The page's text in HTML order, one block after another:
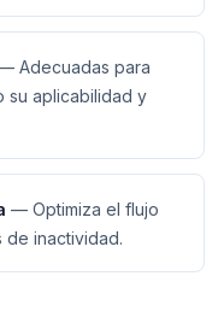
Adecuadas para
su aplicabilidad y
— Optimiza el flujo
inactividad.